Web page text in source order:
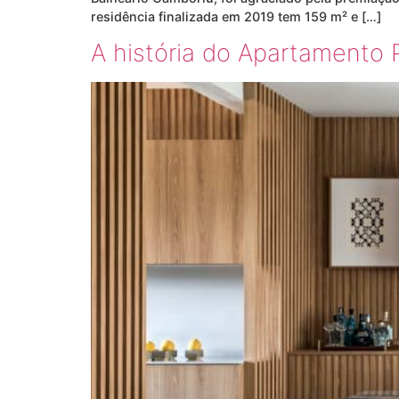
residência finalizada em 2019 tem 159 m² e […]
A história do Apartamento